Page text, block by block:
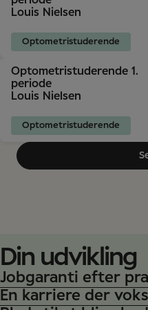
Find ledige
kontaktlinsedistributør i
hverdagen.
Louis Nielsen
Optometristuderende
Optometristuderende 1.
periode
Louis Nielsen
Optometristuderende
Din udvikling
Jobgaranti efter
En karriere der